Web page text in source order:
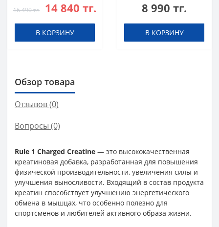
16 490 тг. 14 840 тг.
В КОРЗИНУ
8 990 тг.
В КОРЗИНУ
Обзор товара
Отзывов (0)
Вопросы (0)
Rule 1 Charged Creatine — это высококачественная
креатиновая добавка, разработанная для повышения
физической производительности, увеличения силы и
улучшения выносливости. Входящий в состав продукта
креатин способствует улучшению энергетического
обмена в мышцах, что особенно полезно для
спортсменов и любителей активного образа жизни.